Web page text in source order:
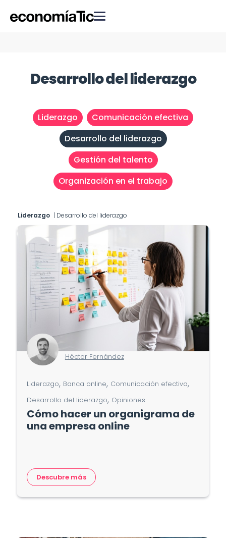
Desarrollo del liderazgo
Liderazgo
Comunicación efectiva
Desarrollo del liderazgo
Gestión del talento
Organización en el trabajo
Liderazgo | Desarrollo del liderazgo
Héctor Fernández
Liderazgo, Banca online, Comunicación efectiva,
Desarrollo del liderazgo, Opiniones
Cómo hacer un organigrama de
una empresa online
Descubre más